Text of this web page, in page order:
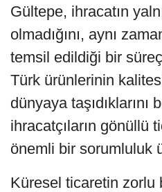
Gültepe, ihracatın
olmadığını, aynı
temsil edildiği bir
Türk ürünlerinin
dünyaya taşıdıklarını
ihracatçıların gönüllü
önemli bir sorumluluk
Küresel ticaretin zorlu